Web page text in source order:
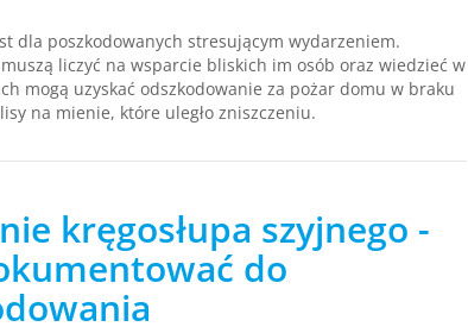
dla poszkodowanych stresującym wydarzeniem.
liczyć na wsparcie bliskich im osób oraz wiedzieć w
mogą uzyskać odszkodowanie za pożar domu w braku
na mienie, które uległo zniszczeniu.
kręgosłupa szyjnego -
do